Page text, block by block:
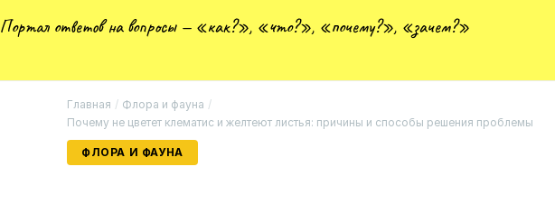
Портал ответов на вопросы — «как?», «что?», «почему?», «зачем?»
Главная / Флора и фауна /
Почему не цветет клематис и желтеют листья: причины и способы решения проблемы
ФЛОРА И ФАУНА